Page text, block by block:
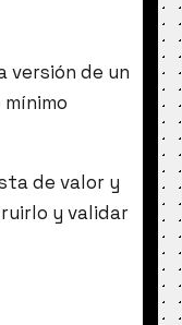
versión de un
de valor y
y validar